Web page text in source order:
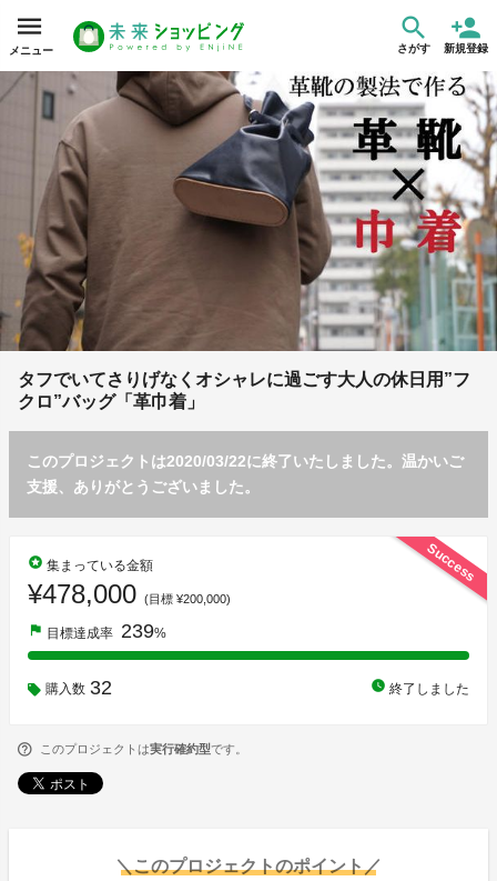
メニュー さがす 新規登録
タフでいてさりげなくオシャレに過ごす大人の休日用”フ
クロ”バッグ「革巾着」
このプロジェクトは2020/03/22に終了いたしました。温かいご
支援、ありがとうございました。
Success
stars 集まっている金額
¥478,000 (目標 ¥200,000)
flag 目標達成率 239%
購入数 32 watch_later 終了しました
このプロジェクトは実行確約型です。
＼このプロジェクトのポイント／